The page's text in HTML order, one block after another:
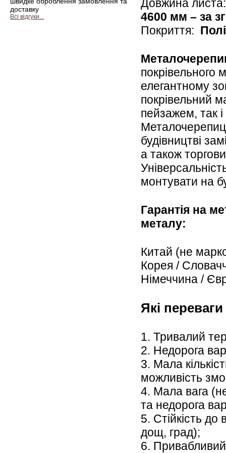
доставку
Всі відгуки...
Довжина
4600 мм – за
Покриття:
покрівельного
елегантному
покрівельний
пейзажем, так
будівництві
а також
монтувати на
Гарантія на
металу:
Китай (не
Корея /
Німеччина /
Які
1. Тривалий
2. Недорога
3. Мала
можливість
4. Мала вага
та недорога
5. Стійкість до
дощ, град);
6. Привабливий